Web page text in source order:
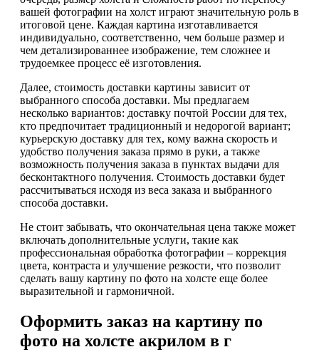
вашей фотографии на холст играют значительную роль в
итоговой цене. Каждая картина изготавливается
индивидуально, соответственно, чем больше размер и
чем детализированнее изображение, тем сложнее и
трудоемкее процесс её изготовления.
Далее, стоимость доставки картины зависит от
выбранного способа доставки. Мы предлагаем
несколько вариантов: доставку почтой России для тех,
кто предпочитает традиционный и недорогой вариант;
курьерскую доставку для тех, кому важна скорость и
удобство получения заказа прямо в руки, а также
возможность получения заказа в пунктах выдачи для
бесконтактного получения. Стоимость доставки будет
рассчитываться исходя из веса заказа и выбранного
способа доставки.
Не стоит забывать, что окончательная цена также может
включать дополнительные услуги, такие как
профессиональная обработка фотографии – коррекция
цвета, контраста и улучшение резкости, что позволит
сделать вашу картину по фото на холсте еще более
выразительной и гармоничной.
Оформить заказ на картину по
фото на холсте акрилом в г